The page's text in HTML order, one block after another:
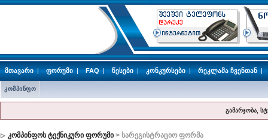
მთავარი| ფორუმი| FAQ| წესები| კონკურსები| რეკლამა ჩვენთან|
კომპინფო
გამარჯობა,
კომპინფოს ტექნიკური ფორუმი > სარეგისტრაციო ფორმა